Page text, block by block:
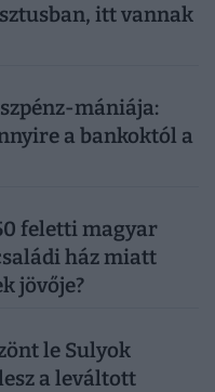
itt vannak
mániája:
a bankoktól a
feletti magyar
ház miatt
jövője?
le Sulyok
a leváltott